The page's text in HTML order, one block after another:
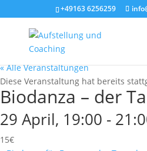
+49163 6256259
« Alle Veranstaltungen
Diese Veranstaltung hat bereits
Biodanza – der
29 April, 19:00 -
15€